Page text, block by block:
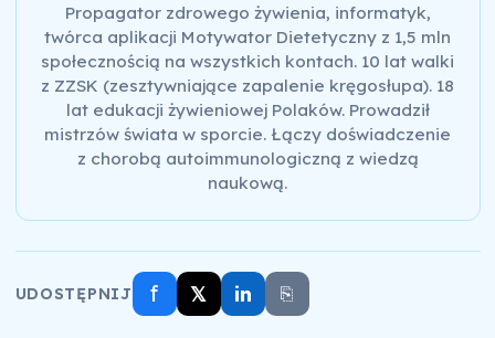
Propagator zdrowego żywienia, informatyk,
twórca aplikacji Motywator Dietetyczny z 1,5 mln
społecznością na wszystkich kontach. 10 lat walki
z ZZSK (zesztywniające zapalenie kręgosłupa). 18
lat edukacji żywieniowej Polaków. Prowadził
mistrzów świata w sporcie. Łączy doświadczenie
z chorobą autoimmunologiczną z wiedzą
naukową.
UDOSTĘPNIJ f 𝕏 in ⎘